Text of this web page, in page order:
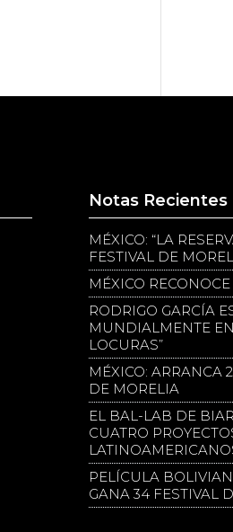
Notas Recientes
MÉXICO: “LA
FESTIVAL DE
MÉXICO
RODRIGO GARCÍA
MUNDIALMENTE
LOCURAS”
MÉXICO: ARRANCA
DE MORELIA
EL BAL-LAB DE
CUATRO
PELÍCULA
GANA 34 FESTIVAL